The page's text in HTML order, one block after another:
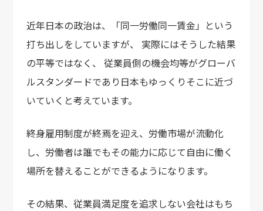
近年日本の政治は、
「同一労働同一賃金」という
打ち出しをしていますが、
実際にはそうした結果
の平等ではなく、 従業員側の機会均等がグローバ
ルスタンダードであり 日本もゆっくりそこに近づ
いていくと考えています。
終身雇用制度が終焉を迎え、労働市場が流動化
し、 労働者は誰でもその能力に応じて自由に働く
場所を替えることができるようになります。
その結果、従業員満足度を追求しない会社はもち